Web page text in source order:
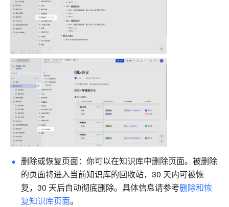
删除或恢复页面：你可以在知识库中删除页面。被删除
的页面将进入当前知识库的回收站，30 天内可被恢
复，30 天后自动彻底删除。具体信息请参考删除和恢
复知识库页面。